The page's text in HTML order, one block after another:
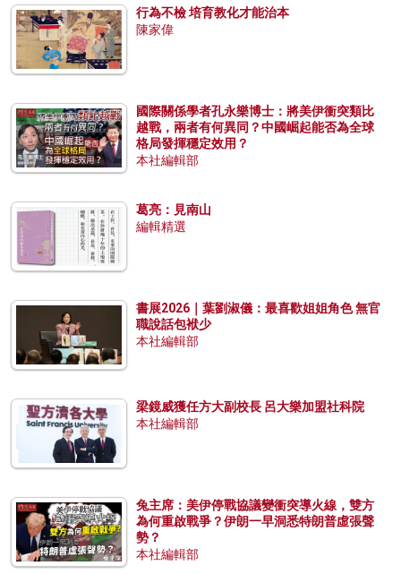
行為不檢 培育教化才能治本
陳家偉
國際關係學者孔永樂博士：將美伊衝突類比
越戰，兩者有何異同？中國崛起能否為全球
格局發揮穩定效用？
本社編輯部
葛亮：見南山
編輯精選
書展2026｜葉劉淑儀：最喜歡姐姐角色 無官
職說話包袱少
本社編輯部
梁鏡威獲任方大副校長 呂大樂加盟社科院
本社編輯部
兔主席：美伊停戰協議變衝突導火線，雙方
為何重啟戰爭？伊朗一早洞悉特朗普虛張聲
勢？
本社編輯部